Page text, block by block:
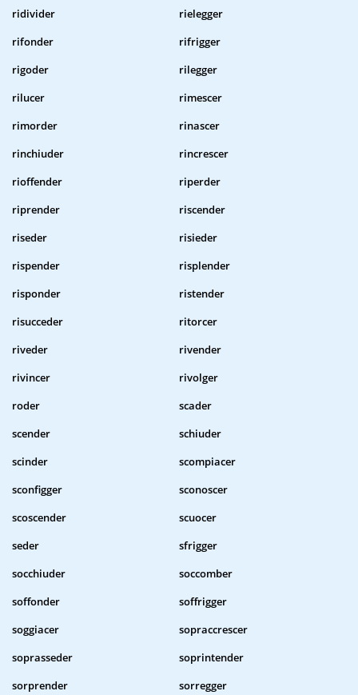
ridivider
rielegger
rifonder
rifrigger
rigoder
rilegger
rilucer
rimescer
rimorder
rinascer
rinchiuder
rincrescer
rioffender
riperder
riprender
riscender
riseder
risieder
rispender
risplender
risponder
ristender
risucceder
ritorcer
riveder
rivender
rivincer
rivolger
roder
scader
scender
schiuder
scinder
scompiacer
sconfigger
sconoscer
scoscender
scuocer
seder
sfrigger
socchiuder
soccomber
soffonder
soffrigger
soggiacer
sopraccrescer
soprasseder
soprintender
sorprender
sorregger